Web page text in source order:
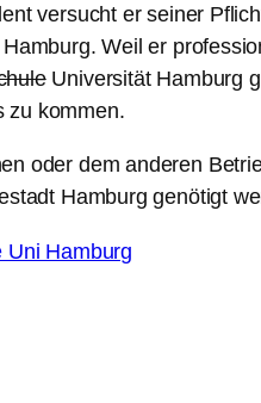
versucht er seiner
Weil er
Universität Hamburg
zu kommen.
oder dem anderen
Hamburg genötigt
Uni Hamburg